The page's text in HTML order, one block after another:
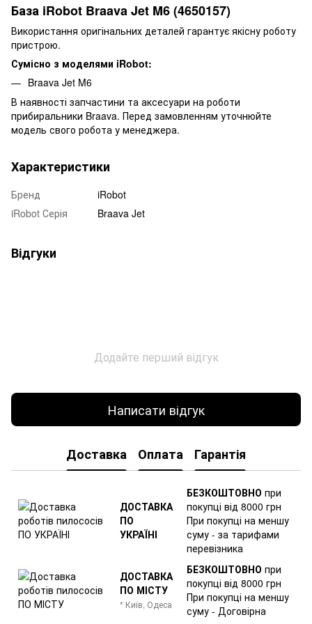
База iRobot Braava Jet M6 (4650157)
Використання оригінальних деталей гарантує якісну роботу
пристрою.
Сумісно з моделями iRobot:
Braava Jet M6
В наявності запчастини та аксесуари на роботи
прибиральники Braava. Перед замовленням уточнюйте
модель свого робота у менеджера.
Характеристики
Бренд
iRobot
iRobot Серія
Braava Jet
Відгуки
Додайте перший відгук
Написати відгук
Доставка Оплата Гарантія
ДОСТАВКА
ПО
УКРАЇНІ
БЕЗКОШТОВНО при
покупці від 8000 грн
При покупці на меншу
суму - за тарифами
перевізника
ДОСТАВКА
ПО МІСТУ
* Київ, Одеса
БЕЗКОШТОВНО при
покупці від 8000 грн
При покупці на меншу
суму - Договірна